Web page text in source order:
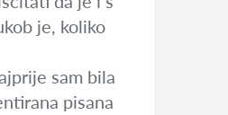
je, koliko
sam bila
pisana